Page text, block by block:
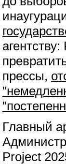
прессы,
Главный
Project